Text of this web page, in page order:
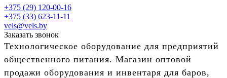
+375 (29) 120-00-16
+375 (33) 623-11-11
vels@vels.by
Заказать звонок
Технологическое оборудование для предприятий
общественного питания. Магазин оптовой
продажи оборудования и инвентаря для баров,